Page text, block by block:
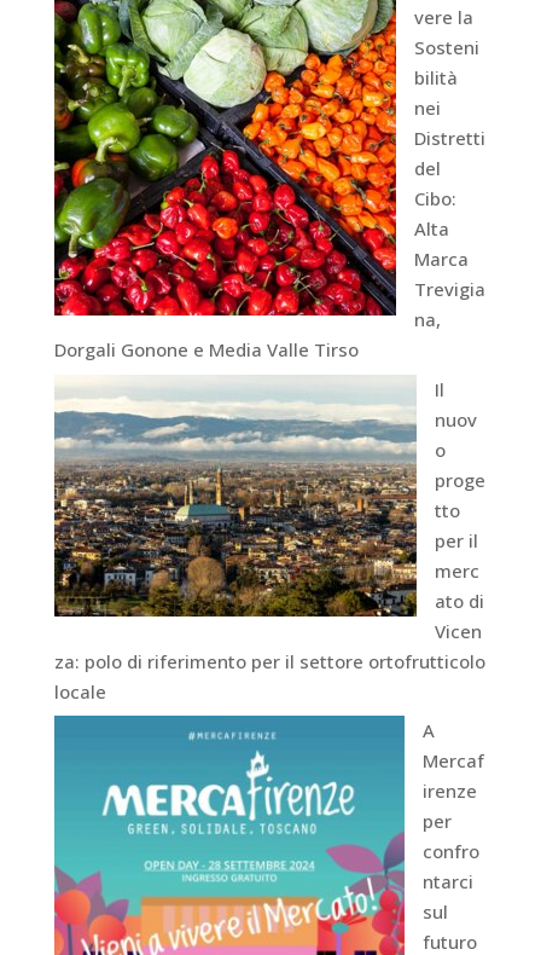
vere la
Sosteni
bilità
nei
Distretti
del
Cibo:
Alta
Marca
Trevigia
na,
Dorgali Gonone e Media Valle Tirso
Il
nuov
o
proge
tto
per il
merc
ato di
Vicen
za: polo di riferimento per il settore ortofrutticolo
locale
A
Mercaf
irenze
per
confro
ntarci
sul
futuro